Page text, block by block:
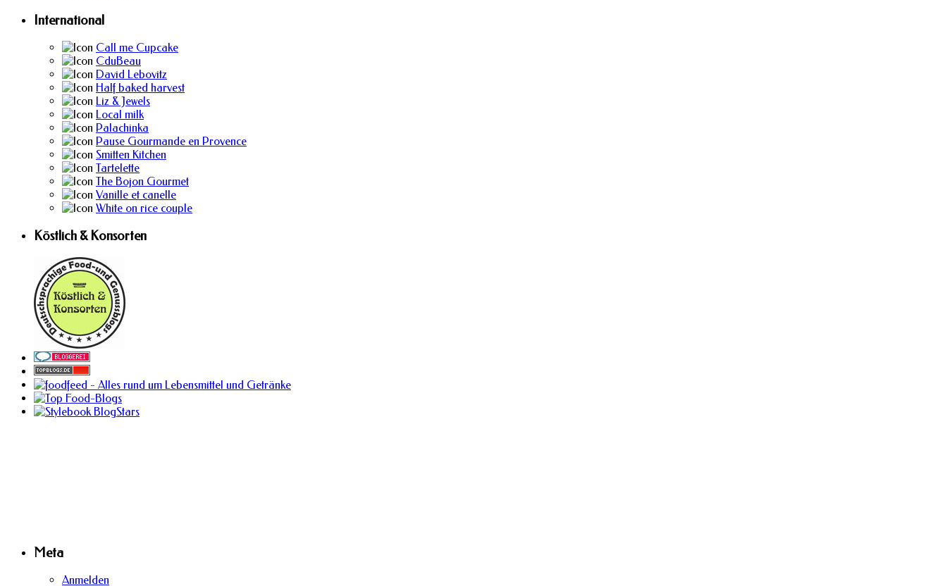
International
Call me Cupcake
CduBeau
David Lebovitz
Half baked harvest
Liz & Jewels
Local milk
Palachinka
Pause Gourmande en Provence
Smitten Kitchen
Tartelette
The Bojon Gourmet
Vanille et canelle
White on rice couple
Köstlich & Konsorten
Meta
Anmelden